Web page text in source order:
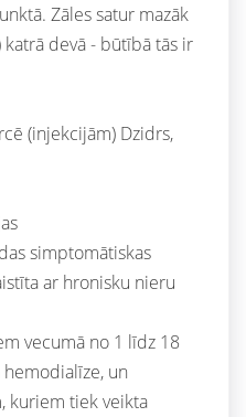
Zāles satur mazāk
devā - būtībā tās ir
(injekcijām) Dzidrs,
simptomātiskas
ar hronisku nieru
vecumā no 1 līdz 18
un
kuriem tiek veikta